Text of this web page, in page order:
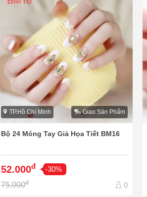
TP.Hồ Chí Minh Giao Sản Phẩm
Bộ 24 Móng Tay Giả Họa Tiết BM16
52.000đ
-30%
75.000đ 0